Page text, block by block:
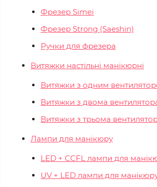
Фрезер Simei
Фрезер Strong (Saeshin)
Ручки для фрезера
Витяжки настільні манікюрні
Витяжки з одним
Витяжки з двома
Витяжки з трьома
Лампи для манікюру
LED + CCFL лампи для
UV + LED лампи для